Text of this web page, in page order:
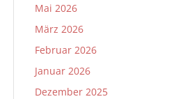
Mai 2026
März 2026
Februar 2026
Januar 2026
Dezember 2025